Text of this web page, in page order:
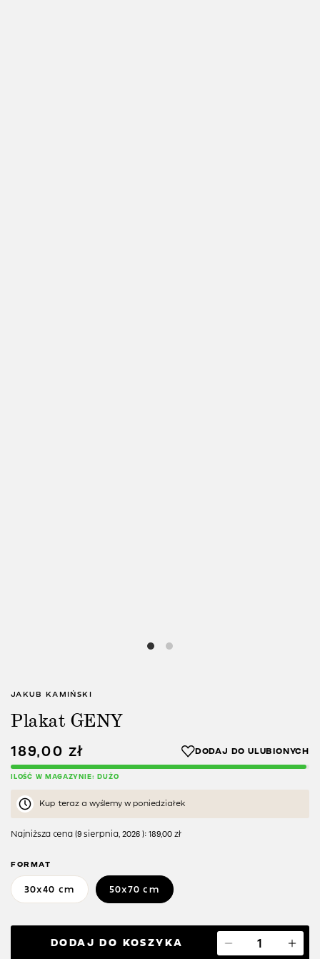
JAKUB KAMIŃSKI
Plakat GENY
189,00 zł
ILOŚĆ W MAGAZYNIE: DUŻO
Kup teraz a wyślemy w poniedziałek
Najniższa cena (9 sierpnia, 2026 ): 189,00 zł
FORMAT
30x40 cm 50x70 cm
DODAJ DO KOSZYKA